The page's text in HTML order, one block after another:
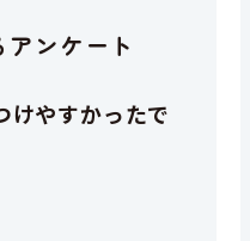
ンケート